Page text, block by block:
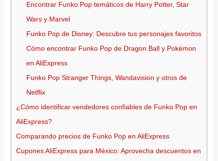
Encontrar Funko Pop temáticos de Harry Potter, Star
Wars y Marvel
Funko Pop de Disney: Descubre tus personajes favoritos
Cómo encontrar Funko Pop de Dragon Ball y Pokémon
en AliExpress
Funko Pop Stranger Things, Wandavision y otros de
Netflix
¿Cómo identificar vendedores confiables de Funko Pop en
AliExpress?
Comparando precios de Funko Pop en AliExpress
Cupones AliExpress para México: Aprovecha descuentos en